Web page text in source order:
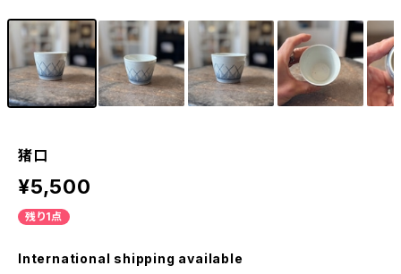
猪口
¥5,500
残り1点
International shipping available